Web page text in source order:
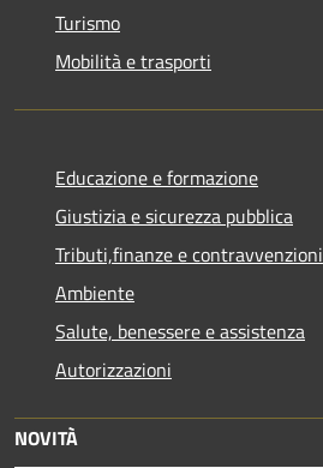
Turismo
Mobilità e trasporti
Educazione e formazione
Giustizia e sicurezza pubblica
Tributi,finanze e contravvenzioni
Ambiente
Salute, benessere e assistenza
Autorizzazioni
NOVITÀ